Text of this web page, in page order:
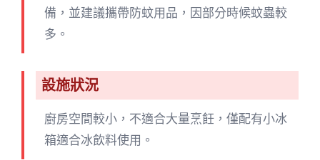
備，並建議攜帶防蚊用品，因部分時候蚊蟲較
多。
設施狀況
廚房空間較小，不適合大量烹飪，僅配有小冰
箱適合冰飲料使用。